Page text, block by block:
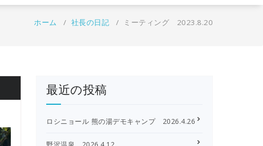
ホーム / 社長の日記 / ミーティング 2023.8.20
最近の投稿
ロシニョール 熊の湯デモキャンプ 2026.4.26